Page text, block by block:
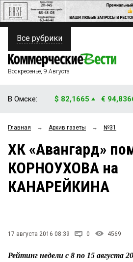
ПОЛИТИКА
ФИНАНСЫ
ОБЩЕСТВО
ЗАКОН
НОВОСТИ КОМПАНИЙ
Все рубрики
Воскресенье, 9 Августа
В Омске: $ 82,1665 €
Главная → Архив газеты → №31
ХК «Авангард»
КОРНОУХОВА на
КАНАРЕЙКИНА
17 августа 2016 08:39 0 4569
Рейтинг недели с 8 по 15 августа